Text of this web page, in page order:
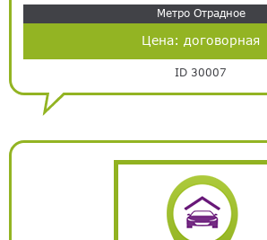
Метро Отрадное
Цена: договорная
ID 30007